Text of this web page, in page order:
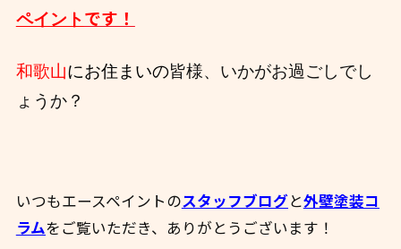
ペイントです！
和歌山にお住まいの皆様、いかがお過ごしでし
ょうか？
いつもエースペイントのスタッフブログと外壁塗装コ
ラムをご覧いただき、ありがとうございます！